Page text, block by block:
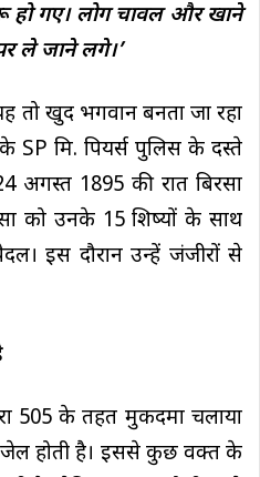
हो गए। लोग चावल और खाने
ले जाने लगे।’
तो खुद भगवान बनता जा रहा
मि. पियर्स पुलिस के दस्ते
1895 की रात बिरसा
को उनके 15 शिष्यों के साथ
इस दौरान उन्हें जंजीरों से
505 के तहत मुकदमा चलाया
होती है। इससे कुछ वक्त के